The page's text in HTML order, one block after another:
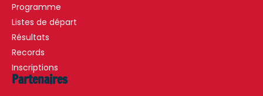
Programme
Listes de départ
Résultats
Records
Inscriptions
Partenaires